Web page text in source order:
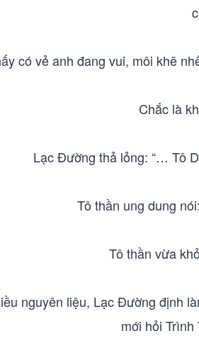
có vẻ anh đang vui, môi khẽ
Chắc là
Lạc Đường thả lỏng: “… Tô
Tô thần ung dung
Tô thần vừa
nguyên liệu, Lạc Đường định
mới hỏi